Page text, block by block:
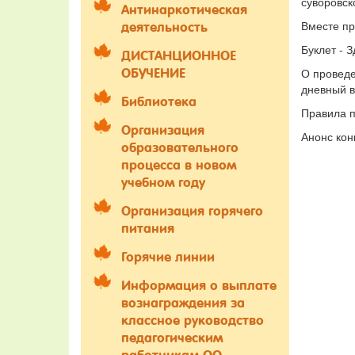
Антинаркотическая
деятельность
ДИСТАНЦИОННОЕ
ОБУЧЕНИЕ
Библиотека
Организация
образовательного
процесса в новом
учебном году
Организация горячего
питания
Горячие линии
Информация о выплате
вознаграждения за
классное руководство
педагогическим
Вместе
Буклет -
О
дневный
Правила
Анонс